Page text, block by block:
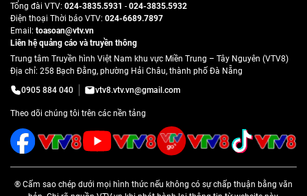
Tổng đài VTV: 024-3835.5931 - 024-3835.5932
Ðiện thoại Thời báo VTV: 024-6689.7897
Email: toasoan@vtv.vn
Liên hệ quảng cáo và truyền thông
Trung tâm Truyền hình Việt Nam khu vực Miền Trung – Tây Nguyên (VTV8)
Địa chỉ: 258 Bạch Đằng, phường Hải Châu, thành phố Đà Nẵng
0905 884 040
vtv8.vtv.vn@gmail.com
Theo dõi chúng tôi trên các nền tảng
® Cấm sao chép dưới mọi hình thức nếu không có sự chấp thuận bằng văn